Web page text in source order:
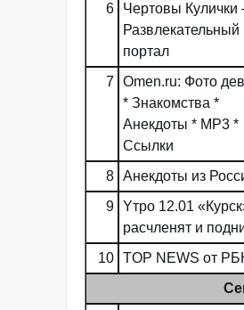
6
Чертовы
Развлекательный
портал
7
Omen.ru: Фото
* Знакомства *
Анекдоты * MP3 *
Ссылки
8 Анекдоты из
9 Yтро 12.01
расчленят и
10 TOP NEWS от